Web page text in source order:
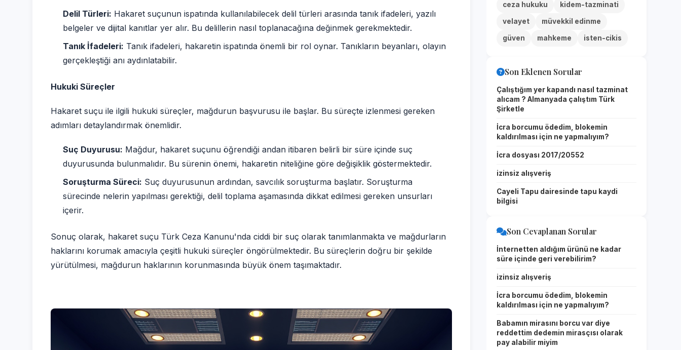
Delil Türleri: Hakaret suçunun ispatında kullanılabilecek delil türleri arasında tanık ifadeleri, yazılı
belgeler ve dijital kanıtlar yer alır. Bu delillerin nasıl toplanacağına değinmek gerekmektedir.
Tanık İfadeleri: Tanık ifadeleri, hakaretin ispatında önemli bir rol oynar. Tanıkların beyanları, olayın
gerçekleştiği anı aydınlatabilir.
Hukuki Süreçler
Hakaret suçu ile ilgili hukuki süreçler, mağdurun başvurusu ile başlar. Bu süreçte izlenmesi gereken
adımları detaylandırmak önemlidir.
Suç Duyurusu: Mağdur, hakaret suçunu öğrendiği andan itibaren belirli bir süre içinde suç
duyurusunda bulunmalıdır. Bu sürenin önemi, hakaretin niteliğine göre değişiklik göstermektedir.
Soruşturma Süreci: Suç duyurusunun ardından, savcılık soruşturma başlatır. Soruşturma
sürecinde nelerin yapılması gerektiği, delil toplama aşamasında dikkat edilmesi gereken unsurları
içerir.
Sonuç olarak, hakaret suçu Türk Ceza Kanunu'nda ciddi bir suç olarak tanımlanmakta ve mağdurların
haklarını korumak amacıyla çeşitli hukuki süreçler öngörülmektedir. Bu süreçlerin doğru bir şekilde
yürütülmesi, mağdurun haklarının korunmasında büyük önem taşımaktadır.
ceza hukuku kidem-tazminati
velayet müvekkil edinme
güven mahkeme isten-cikis
Son Eklenen Sorular
Çalıştığım yer kapandı nasıl tazminat
alıcam ? Almanyada çalıştım Türk
Şirketle
İcra borcumu ödedim, blokemin
kaldırılması için ne yapmalıyım?
İcra dosyası 2017/20552
izinsiz alışveriş
Cayeli Tapu dairesinde tapu kaydi
bilgisi
Son Cevaplanan Sorular
İnternetten aldığım ürünü ne kadar
süre içinde geri verebilirim?
izinsiz alışveriş
İcra borcumu ödedim, blokemin
kaldırılması için ne yapmalıyım?
Babamın mirasını borcu var diye
reddettim dedemin mirasçısı olarak
pay alabilir miyim